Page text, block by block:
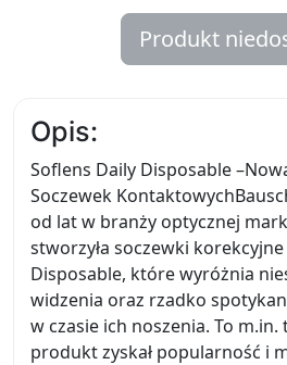
Produkt
Opis:
Soflens Daily Disposable
Soczewek
od lat w branży optycznej
stworzyła soczewki
Disposable, które wyróżnia
widzenia oraz rzadko
w czasie ich noszenia. To m.in.
produkt zyskał popularność i